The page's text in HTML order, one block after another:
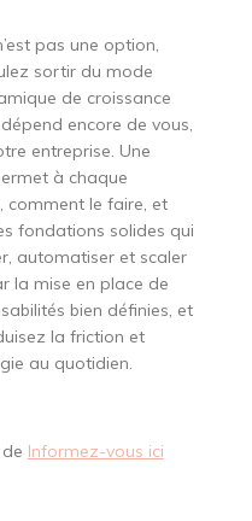
pas une option,
sortir du mode
de croissance
encore de vous,
entreprise. Une
à chaque
comment le faire, et
fondations solides qui
automatiser et scaler
la mise en place de
bien définies, et
la friction et
au quotidien.
Informez-vous ici